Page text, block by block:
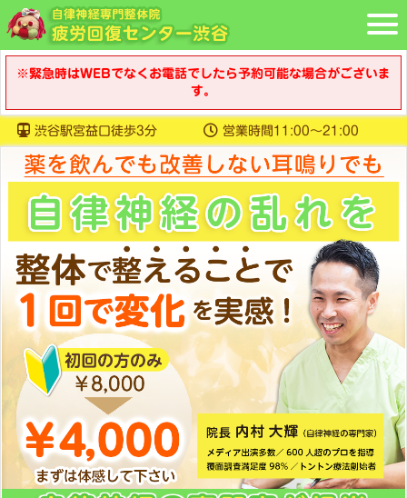
※緊急時はWEBでなくお電話でしたら予約可能な場合がございま
す。
渋谷駅宮益口徒歩3分 営業時間11:00〜21:00